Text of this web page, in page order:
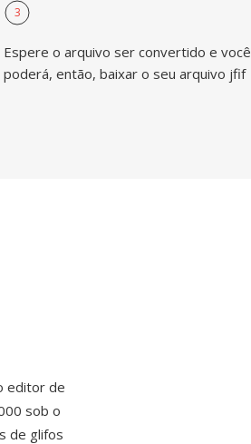
3
Espere o arquivo ser convertido e você
poderá, então, baixar o seu arquivo jfif
editor de
sob o
de glifos